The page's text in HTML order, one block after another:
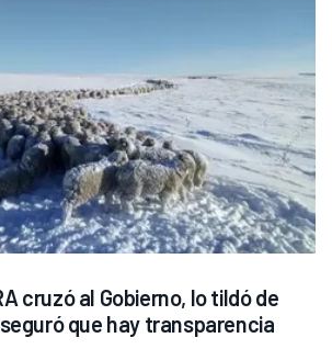
cruzó al Gobierno, lo tildó de
que hay transparencia